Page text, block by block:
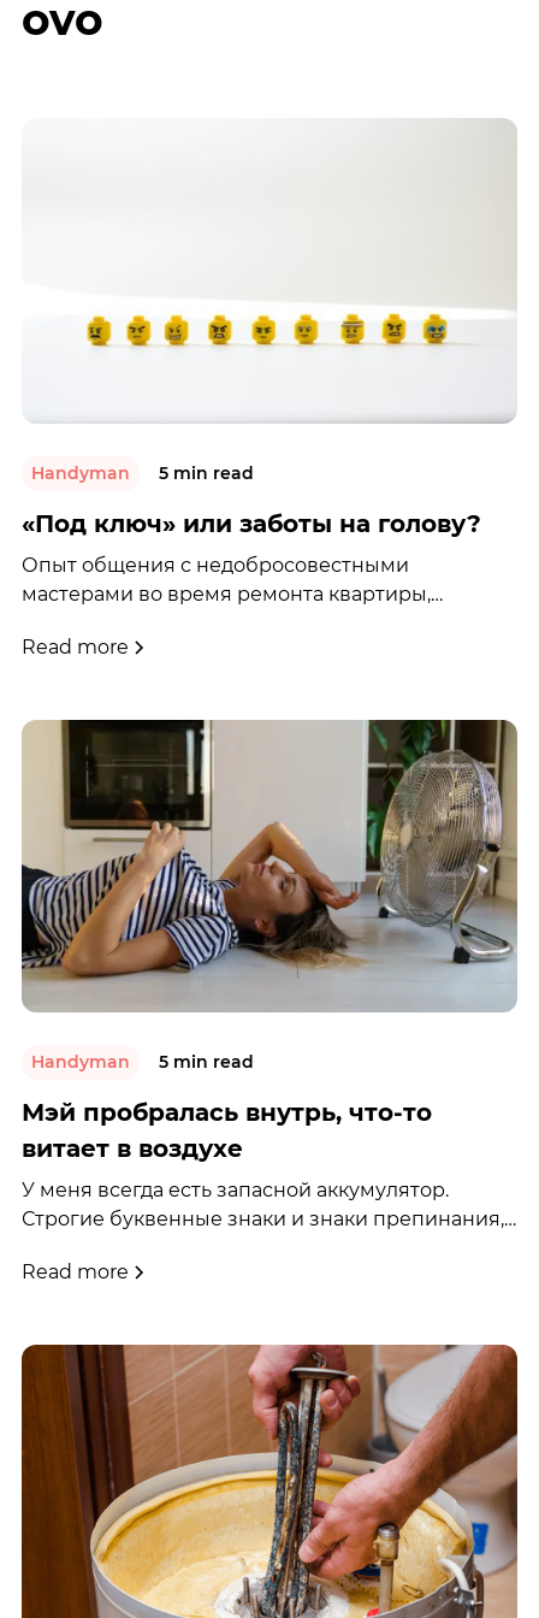
ovo
Handyman 5 min read
«Под ключ» или заботы на голову?
Опыт общения с недобросовестными
мастерами во время ремонта квартиры,
надежных мастеров и беззаботной работы.
Read more
Handyman 5 min read
Мэй пробралась внутрь, что-то
витает в воздухе
У меня всегда есть запасной аккумулятор.
Строгие буквенные знаки и знаки препинания,
они не прибавили, а в конце несколько смайлов.
что для какого-то устройства они когда-нибудь
точно заработают.
Read more